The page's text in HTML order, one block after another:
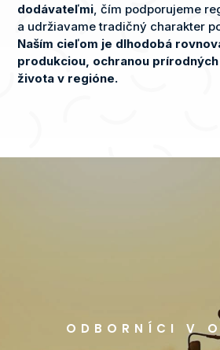
dodávateľmi , čím podporujeme
a udržiavame tradičný charakter
Naším cieľom je dlhodobá
produkciou, ochranou
života v regióne.
ODBORNÍCI V